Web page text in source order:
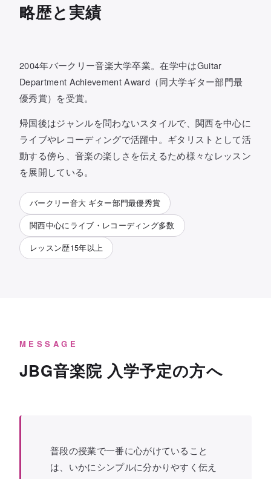
略歴と実績
2004年バークリー音楽大学卒業。在学中はGuitar
Department Achievement Award（同大学ギター部門最
優秀賞）を受賞。
帰国後はジャンルを問わないスタイルで、関西を中心に
ライブやレコーディングで活躍中。ギタリストとして活
動する傍ら、音楽の楽しさを伝えるため様々なレッスン
を展開している。
バークリー音大 ギター部門最優秀賞
関西中心にライブ・レコーディング多数
レッスン歴15年以上
MESSAGE
JBG音楽院 入学予定の方へ
普段の授業で一番に心がけていること
は、いかにシンプルに分かりやすく伝え